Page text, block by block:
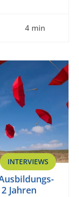
4 min
INTERVIEWS
Jahren